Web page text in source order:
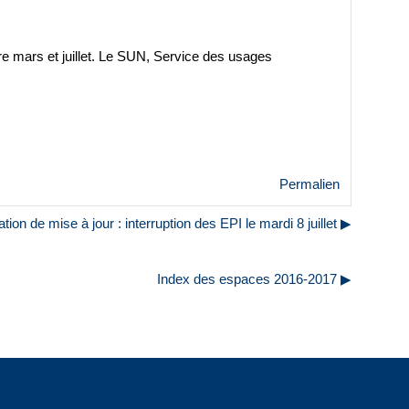
mars et juillet. Le SUN, Service des usages
Permalien
de mise à jour : interruption des EPI le mardi 8 juillet ▶︎
Index des espaces 2016-2017 ▶︎